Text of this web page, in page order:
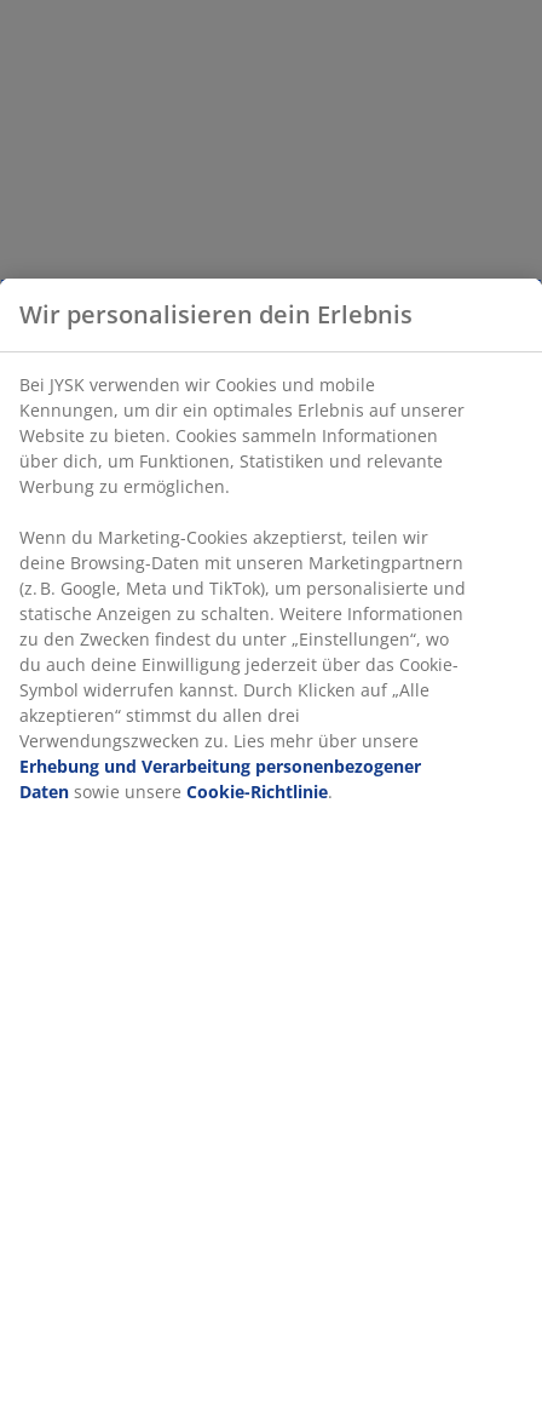
Wir personalisieren dein Erlebnis
Bei JYSK verwenden wir Cookies und mobile
Kennungen, um dir ein optimales Erlebnis auf unserer
Website zu bieten. Cookies sammeln Informationen
über dich, um Funktionen, Statistiken und relevante
Werbung zu ermöglichen.
Wenn du Marketing-Cookies akzeptierst, teilen wir
deine Browsing-Daten mit unseren Marketingpartnern
(z. B. Google, Meta und TikTok), um personalisierte und
statische Anzeigen zu schalten. Weitere Informationen
zu den Zwecken findest du unter „Einstellungen“, wo
du auch deine Einwilligung jederzeit über das Cookie-
Symbol widerrufen kannst. Durch Klicken auf „Alle
akzeptieren“ stimmst du allen drei
Verwendungszwecken zu. Lies mehr über unsere
Erhebung und Verarbeitung personenbezogener
Daten sowie unsere Cookie-Richtlinie.